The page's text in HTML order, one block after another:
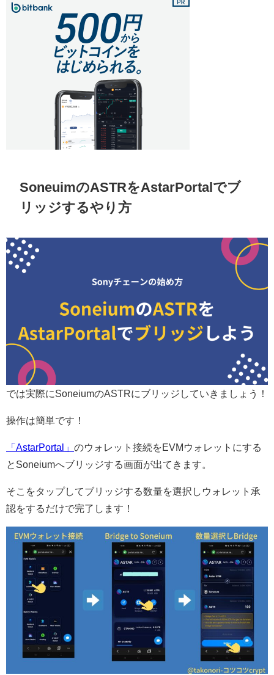
SoneuimのASTRをAstarPortalでブ
リッジするやり方
では実際にSoneiumのASTRにブリッジしていきましょう！
操作は簡単です！
「AstarPortal」 のウォレット接続をEVMウォレットにする
とSoneiumへブリッジする画面が出てきます。
そこをタップしてブリッジする数量を選択しウォレット承
認をするだけで完了します！